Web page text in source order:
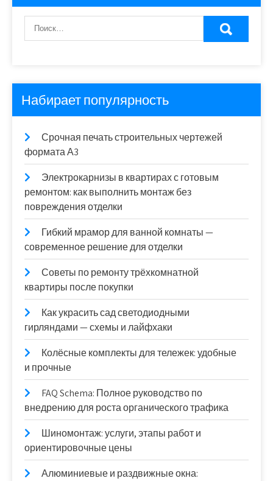
Набирает популярность
Срочная печать строительных чертежей
формата А3
Электрокарнизы в квартирах с готовым
ремонтом: как выполнить монтаж без
повреждения отделки
Гибкий мрамор для ванной комнаты —
современное решение для отделки
Советы по ремонту трёхкомнатной
квартиры после покупки
Как украсить сад светодиодными
гирляндами — схемы и лайфхаки
Колёсные комплекты для тележек: удобные
и прочные
FAQ Schema: Полное руководство по
внедрению для роста органического трафика
Шиномонтаж: услуги, этапы работ и
ориентировочные цены
Алюминиевые и раздвижные окна: